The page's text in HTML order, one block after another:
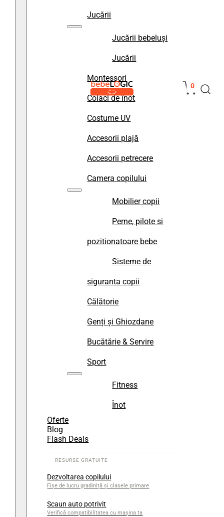
Jucării
Jucării bebeluși
Jucării
Montessori
Colaci de înot
Costume UV
Accesorii plajă
Accesorii petrecere
Camera copilului
Mobilier copii
Perne, pilote si
pozitionatoare bebe
Sisteme de
siguranta copii
Călătorie
Genți și Ghiozdane
Bucătărie & Servire
Sport
Fitness
Înot
Oferte
Blog
Flash Deals
Dezvoltarea copilului
Fișe de lucru gradiniță și clasele primare
Scaun auto potrivit
Verifică compatibilitatea cu mașina ta
0